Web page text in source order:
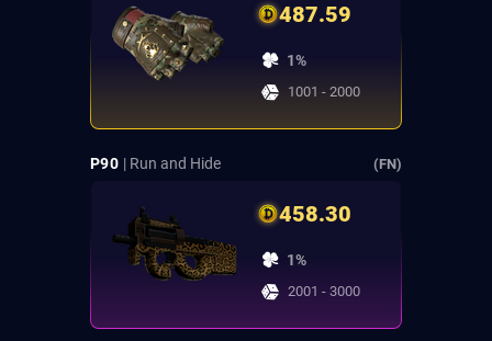
487.59
1%
1001 - 2000
P90 | Run and Hide (FN)
458.30
1%
2001 - 3000